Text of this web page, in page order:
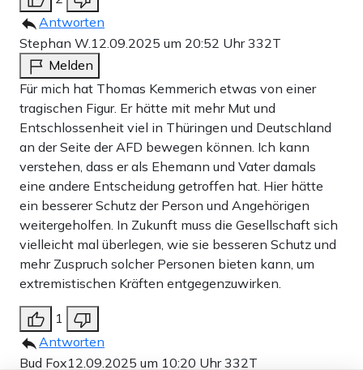
Antworten
Stephan W.12.09.2025 um 20:52 Uhr332T
Melden
Für mich hat Thomas Kemmerich etwas von einer
tragischen Figur. Er hätte mit mehr Mut und
Entschlossenheit viel in Thüringen und Deutschland
an der Seite der AFD bewegen können. Ich kann
verstehen, dass er als Ehemann und Vater damals
eine andere Entscheidung getroffen hat. Hier hätte
ein besserer Schutz der Person und Angehörigen
weitergeholfen. In Zukunft muss die Gesellschaft sich
vielleicht mal überlegen, wie sie besseren Schutz und
mehr Zuspruch solcher Personen bieten kann, um
extremistischen Kräften entgegenzuwirken.
1
Antworten
Bud Fox12.09.2025 um 10:20 Uhr332T